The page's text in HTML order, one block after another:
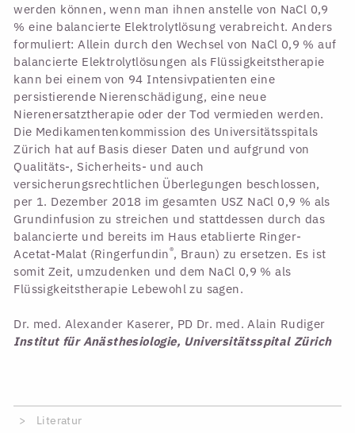
werden können, wenn man ihnen anstelle von NaCl 0,9
% eine balancierte Elektrolytlösung verabreicht. Anders
formuliert: Allein durch den Wechsel von NaCl 0,9 % auf
balancierte Elektrolytlösungen als Flüssigkeitstherapie
kann bei einem von 94 Intensivpatienten eine
persistierende Nierenschädigung, eine neue
Nierenersatztherapie oder der Tod vermieden werden.
Die Medikamentenkommission des Universitätsspitals
Zürich hat auf Basis dieser Daten und aufgrund von
Qualitäts-, Sicherheits- und auch
versicherungsrechtlichen Überlegungen beschlossen,
per 1. Dezember 2018 im gesamten USZ NaCl 0,9 % als
Grundinfusion zu streichen und stattdessen durch das
balancierte und bereits im Haus etablierte Ringer-
Acetat-Malat (Ringerfundin®, Braun) zu ersetzen. Es ist
somit Zeit, umzudenken und dem NaCl 0,9 % als
Flüssigkeitstherapie Lebewohl zu sagen.
Dr. med. Alexander Kaserer, PD Dr. med. Alain Rudiger
Institut für Anästhesiologie, Universitätsspital Zürich
Literatur